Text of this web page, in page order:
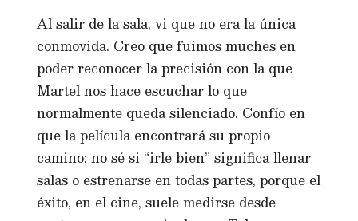
Al salir de la sala, vi que no era la única
conmovida. Creo que fuimos muches en
poder reconocer la precisión con la que
Martel nos hace escuchar lo que
normalmente queda silenciado. Confío en
que la película encontrará su propio
camino; no sé si “irle bien” significa llenar
salas o estrenarse en todas partes, porque el
éxito, en el cine, suele medirse desde